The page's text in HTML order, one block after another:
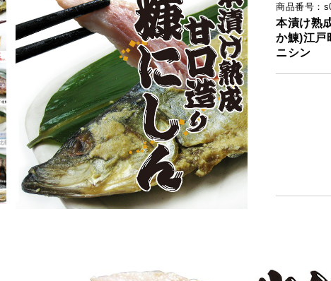
商品番号：
本漬け熟
か鰊)江戸
ニシン